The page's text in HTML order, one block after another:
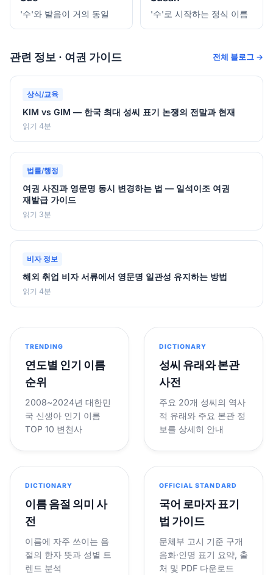
'수'와 발음이 거의 동일 '수'로 시작하는 정식 이름
관련 정보 · 여권 가이드 전체 블로그 →
상식/교육
KIM vs GIM — 한국 최대 성씨 표기 논쟁의 전말과 현재
읽기 4분
법률/행정
여권 사진과 영문명 동시 변경하는 법 — 일석이조 여권
재발급 가이드
읽기 3분
비자 정보
해외 취업 비자 서류에서 영문명 일관성 유지하는 방법
읽기 4분
TRENDING
연도별 인기 이름
순위
2008~2024년 대한민
국 신생아 인기 이름
TOP 10 변천사
DICTIONARY
성씨 유래와 본관
사전
주요 20개 성씨의 역사
적 유래와 주요 본관 정
보를 상세히 안내
DICTIONARY
이름 음절 의미 사
전
이름에 자주 쓰이는 음
절의 한자 뜻과 성별 트
렌드 분석
OFFICIAL STANDARD
국어 로마자 표기
법 가이드
문체부 고시 기준 구개
음화·인명 표기 요약, 출
처 및 PDF 다운로드